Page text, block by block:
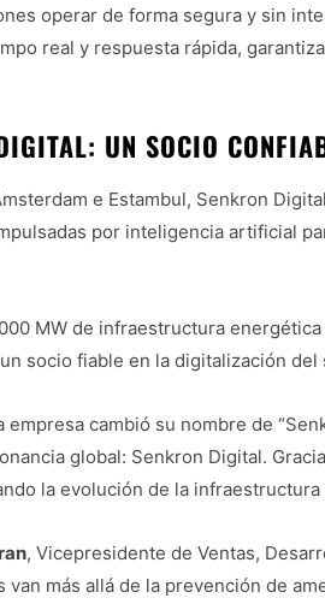
operar de forma segura y sin
real y respuesta rápida,
UN SOCIO
e Estambul, Senkron
por inteligencia artificial
MW de infraestructura
socio fiable en la digitalización
empresa cambió su nombre de
global: Senkron Digital.
la evolución de la
, Vicepresidente de Ventas,
van más allá de la prevención de